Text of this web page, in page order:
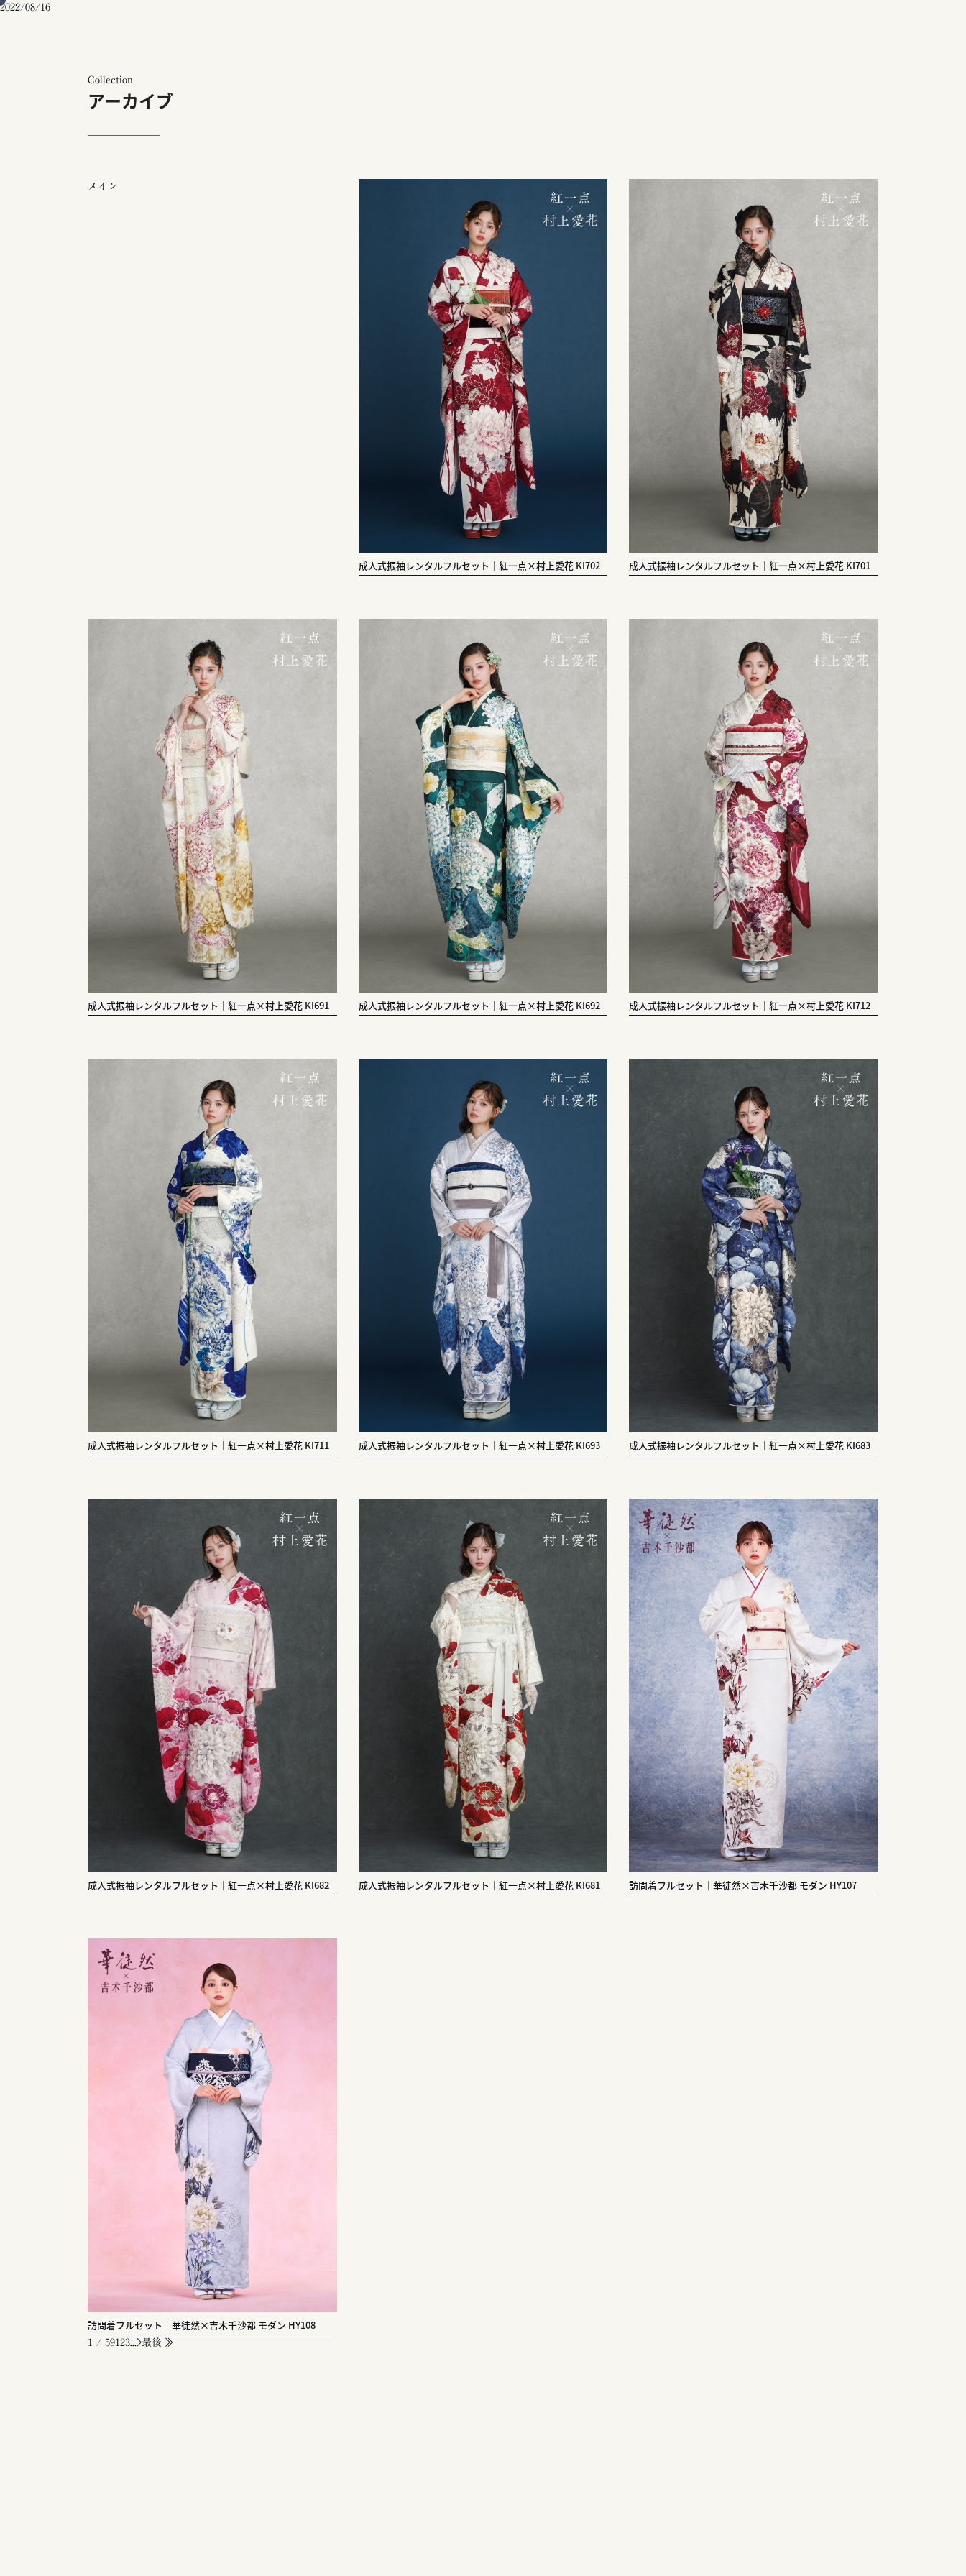
2022/08/16
Collection
アーカイブ
メイン
成人式振袖レンタルフルセット｜紅一点×村上愛花 KI702 成人式振袖レンタルフルセット｜紅一点×村上愛花 KI701
成人式振袖レンタルフルセット｜紅一点×村上愛花 KI691 成人式振袖レンタルフルセット｜紅一点×村上愛花 KI692 成人式振袖レンタルフルセット｜紅一点×村上愛花 KI712
成人式振袖レンタルフルセット｜紅一点×村上愛花 KI711 成人式振袖レンタルフルセット｜紅一点×村上愛花 KI693 成人式振袖レンタルフルセット｜紅一点×村上愛花 KI683
成人式振袖レンタルフルセット｜紅一点×村上愛花 KI682 成人式振袖レンタルフルセット｜紅一点×村上愛花 KI681 訪問着フルセット｜華徒然×吉木千沙都 モダン HY107
訪問着フルセット｜華徒然×吉木千沙都 モダン HY108
1 / 591 23... 最後